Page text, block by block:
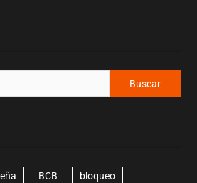
BCB bloqueo